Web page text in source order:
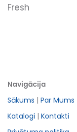
Fresh
Navigācija
Sākums | Par Mums
Katalogi | Kontakti